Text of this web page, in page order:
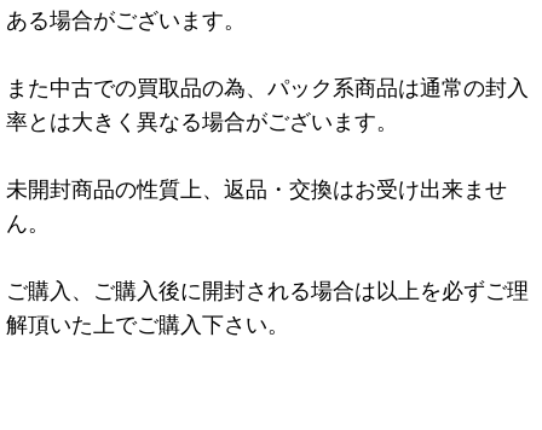
ある場合がございます。
また中古での買取品の為、パック系商品は通常の封入
率とは大きく異なる場合がございます。
未開封商品の性質上、返品・交換はお受け出来ませ
ん。
ご購入、ご購入後に開封される場合は以上を必ずご理
解頂いた上でご購入下さい。